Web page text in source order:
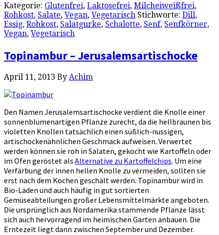
Kategorie: Glutenfrei, Laktosefrei, Milcheiweißfrei,
Rohkost, Salate, Vegan, Vegetarisch Stichworte: Dill,
Essig, Rohkost, Salatgurke, Schalotte, Senf, Senfkörner,
Vegan, Vegetarisch
Topinambur – Jerusalemsartischocke
April 11, 2013 By Achim
Den Namen Jerusalemsartischocke verdient die Knolle einer
sonnenblumenartigen Pflanze zurecht, da die hellbraunen bis
violetten Knollen tatsächlich einen süßlich-nussigen,
artischockenähnlichen Geschmack aufweisen. Verwertet
werden können sie roh in Salaten, gekocht wie Kartoffeln oder
im Ofen geröstet als Alternative zu Kartoffelchips. Um eine
Verfärbung der innen hellen Knolle zu vermeiden, sollten sie
erst nach dem Kochen geschält werden. Topinambur wird in
Bio-Läden und auch häufig in gut sortierten
Gemüseabteilungen großer Lebensmittelmärkte angeboten.
Die ursprünglich aus Nordamerika stammende Pflanze lässt
sich auch hervorragend im heimischen Garten anbauen. Die
Erntezeit liegt dann zwischen September und Dezember.